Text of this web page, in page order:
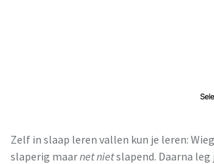
Zelf in slaap leren vallen kun je leren:
slaperig maarnet nietslapend. Daarna